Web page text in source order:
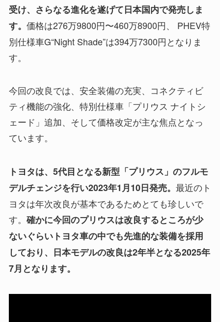
受け、さらなる進化を遂げて日本国内で発売しま
す。 価格は276万9800円〜460万8900円、 PHEV特
別仕様車G“Night Shade”は394万7300円となりま
す。
今回の改良では、安全装備の充実、コネクティビ
ティ機能の強化、特別仕様車「プリウス ナイトシ
ェード」追加、そして価格改定が主な焦点となっ
ています。
トヨタは、5代目となる新型「プリウス」のフルモ
デルチェンジを行い2023年1月10日発売。 最近のト
ヨタは年次改良が基本であるためとても珍しいで
す。 確かに今回のプリウスは改良するところが少
ないぐらいトヨタ車の中でも先進的な装備を採用
しており、日本モデルの改良は2年半となる2025年
7月となります。